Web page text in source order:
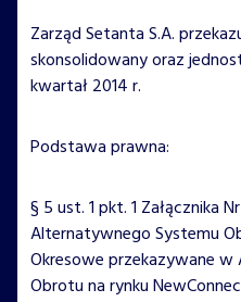
Zarząd Setanta S.A.
skonsolidowany oraz
kwartał 2014 r.
Podstawa prawna:
§ 5 ust. 1 pkt. 1 Załącznika
Alternatywnego Systemu
Okresowe przekazywane
Obrotu na rynku